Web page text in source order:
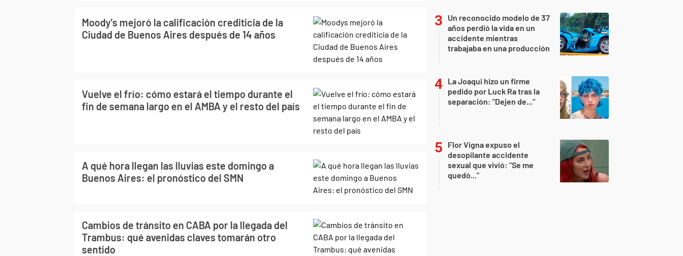
Moody's mejoró la calificación crediticia de la
Ciudad de Buenos Aires después de 14 años
Vuelve el frío: cómo estará el tiempo durante el
fin de semana largo en el AMBA y el resto del país
A qué hora llegan las lluvias este domingo a
Buenos Aires: el pronóstico del SMN
Cambios de tránsito en CABA por la llegada del
Trambus: qué avenidas claves tomarán otro
sentido
Un reconocido modelo de 37
años perdió la vida en un
accidente mientras
trabajaba en una producción
La Joaqui hizo un firme
pedido por Luck Ra tras la
separación: "Dejen de..."
Flor Vigna expuso el
desopilante accidente
sexual que vivió: "Se me
quedó..."